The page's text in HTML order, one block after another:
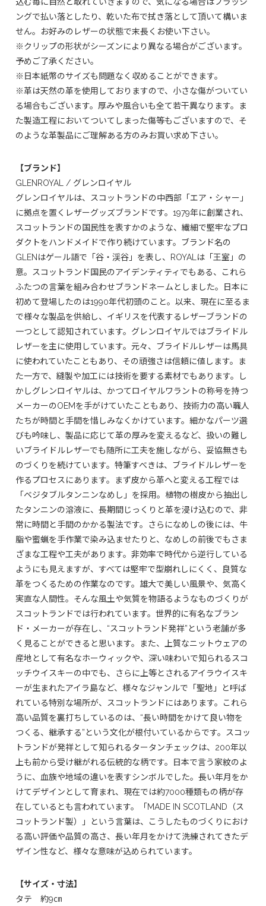
ングで払い落としたり、乾いた布で拭き落として頂いて構いま
せん。お好みのレザーの状態で末長くお使い下さい。
※クリップの形状がシーズンにより異なる場合がございます。
予めご了承ください。
※日本紙幣のサイズも問題なく収めることができます。
※革は天然の革を使用しておりますので、小さな傷がついてい
る場合もございます。厚みや風合いも全て若干異なります。ま
た製造工程においてついてしまった傷等もございますので、そ
のような革製品にご理解ある方のみお買い求め下さい。
【ブランド】
GLENROYAL / グレンロイヤル
グレンロイヤルは、スコットランドの中西部「エア・シャー」
に拠点を置くレザーグッズブランドです。1979年に創業され、
スコットランドの国民性を表すかのような、繊細で堅牢なプロ
ダクトをハンドメイドで作り続けています。ブランド名の
GLENはゲール語で「谷・渓谷」を表し、ROYALは「王室」の
意。スコットランド国民のアイデンティティでもある、これら
ふたつの言葉を組み合わせブランドネームとしました。日本に
初めて登場したのは1990年代初頭のこと。以来、現在に至るま
で様々な製品を供給し、イギリスを代表するレザーブランドの
一つとして認知されています。グレンロイヤルではブライドル
レザーを主に使用しています。元々、ブライドルレザーは馬具
に使われていたこともあり、その頑強さは信頼に値します。ま
た一方で、縫製や加工には技術を要する素材でもあります。し
かしグレンロイヤルは、かつてロイヤルワラントの称号を持つ
メーカーのOEMを手がけていたこともあり、技術力の高い職人
たちが時間と手間を惜しみなくかけています。細かなパーツ選
びも吟味し、製品に応じて革の厚みを変えるなど、扱いの難し
いブライドルレザーでも随所に工夫を施しながら、妥協無きも
のづくりを続けています。特筆すべきは、ブライドルレザーを
作るプロセスにあります。まず皮から革へと変える工程では
「ベジタブルタンニンなめし」を採用。植物の樹皮から抽出し
たタンニンの溶液に、長期間じっくりと革を浸け込むので、非
常に時間と手間のかかる製法です。さらになめしの後には、牛
脂や蜜蝋を手作業で染み込ませたりと、なめしの前後でもさま
ざまな工程や工夫があります。非効率で時代から逆行している
ようにも見えますが、すべては堅牢で型崩れしにくく、良質な
革をつくるための作業なのです。雄大で美しい風景や、気高く
実直な人間性。そんな風土や気質を物語るようなものづくりが
スコットランドでは行われています。世界的に有名なブラン
ド・メーカーが存在し、“スコットランド発祥”という老舗が多
く見ることができると思います。また、上質なニットウェアの
産地として有名なホーウィックや、深い味わいで知られるスコ
ッチウイスキーの中でも、さらに上等とされるアイラウイスキ
ーが生まれたアイラ島など、様々なジャンルで「聖地」と呼ば
れている特別な場所が、スコットランドにはあります。これら
高い品質を裏打ちしているのは、“長い時間をかけて良い物を
つくる、継承する”という文化が根付いているからです。スコッ
トランドが発祥として知られるタータンチェックは、200年以
上も前から受け継がれる伝統的な柄です。日本で言う家紋のよ
うに、血族や地域の違いを表すシンボルでした。長い年月をか
けてデザインとして育まれ、現在では約7000種類もの柄が存
在しているとも言われています。「MADE IN SCOTLAND（ス
コットランド製）」という言葉は、こうしたものづくりにおけ
る高い評価や品質の高さ、長い年月をかけて洗練されてきたデ
ザイン性など、様々な意味が込められています。
【サイズ・寸法】
タテ 約9㎝